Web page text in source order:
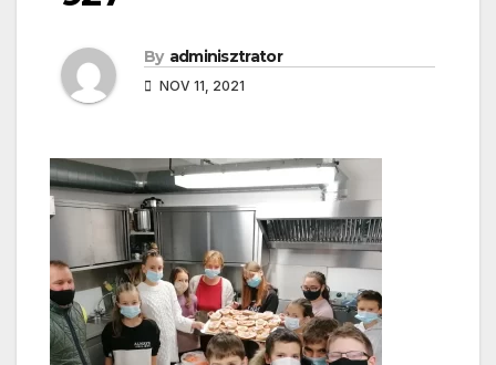
By adminisztrator
NOV 11, 2021